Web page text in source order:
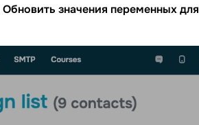
Обновить значения переменных для